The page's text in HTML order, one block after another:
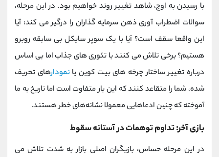
با رسیدن به اوج، شاهد تغییر روند خواهیم بود. در این مرحله،
سوالات اضطراب‌ آوری ذهن سرمایه‌ گذاران را درگیر می ‌کند: آیا
این واقعا سقف است؟ آیا با یک سوپر سایکل بی ‌سابقه روبرو
هستیم؟ برخی تلاش می کنند با تئوری‌ های جذاب اما بی‌ اساس
درباره تغییر ساختار چرخه‌ های بیت‌ کوین یانمودارهای تحریف
‌شده، شما را متقاعد کنند که این بار متفاوت است اما تاریخ به ما
آموخته که چنین ادعاهایی معمولا نشانه‌های خطر هستند.
بازی آخر: تداوم توهمات در آستانه سقوط
در این مرحله حساس، بازیگران اصلی بازار به شدت تلاش می